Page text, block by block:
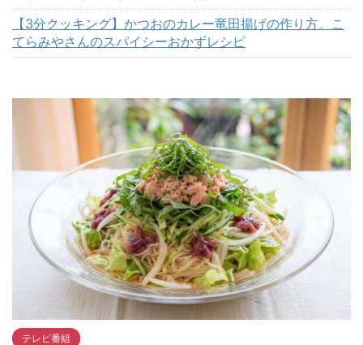
【3分クッキング】かつおのカレー竜田揚げの作り方。こ
てらみやさんのスパイシーおかずレシピ
テレビ番組